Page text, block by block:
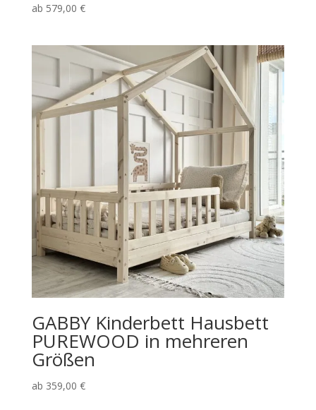
ab 579,00 €
GABBY Kinderbett Hausbett
PUREWOOD in mehreren
Größen
ab 359,00 €